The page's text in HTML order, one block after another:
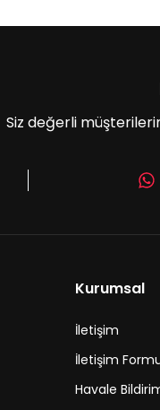
Siz değerli
Kurumsal
İletişim
İletişim
Havale